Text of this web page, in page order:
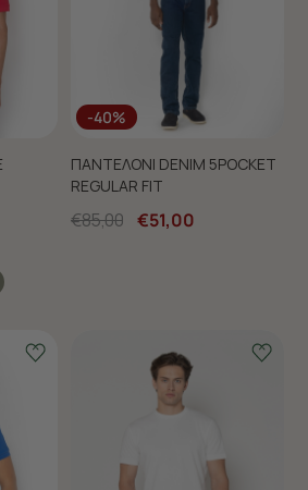
-40%
ΠΑΝΤΕΛΟΝΙ DENIM 5POCKET
REGULAR FIT
€85,00 €51,00